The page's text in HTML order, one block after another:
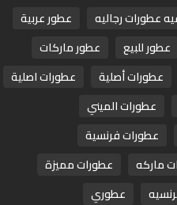
عطورات رجاليه
عطور عربية
عطور للبيع
عطور ماركات
عطورات أصلية
عطورات اصلية
عطورات الميني
عطورات فرنسية
ماركه
عطورات مميزة
عطوري